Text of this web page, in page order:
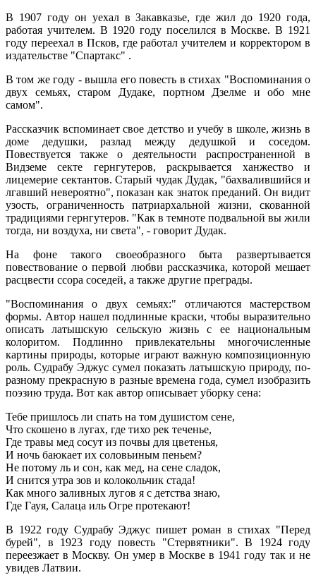
В 1907 году он уехал в Закавказье, где жил до 1920 года,
работая учителем. В 1920 году поселился в Москве. В 1921
году переехал в Псков, где работал учителем и корректором в
издательстве "Спартакс" .
В том же году - вышла его повесть в стихах "Воспоминания о
двух семьях, старом Дудаке, портном Дзелме и обо мне
самом".
Рассказчик вспоминает свое детство и учебу в школе, жизнь в
доме дедушки, разлад между дедушкой и соседом.
Повествуется также о деятельности распространенной в
Видземе секте гернгутеров, раскрывается ханжество и
лицемерие сектантов. Старый чудак Дудак, "бахвалившийся и
лгавший невероятно", показан как знаток преданий. Он видит
узость, ограниченность патриархальной жизни, скованной
традициями гернгутеров. "Как в темноте подвальной вы жили
тогда, ни воздуха, ни света", - говорит Дудак.
На фоне такого своеобразного быта развертывается
повествование о первой любви рассказчика, которой мешает
расцвести ссора соседей, а также другие преграды.
"Воспоминания о двух семьях:" отличаются мастерством
формы. Автор нашел подлинные краски, чтобы выразительно
описать латышскую сельскую жизнь с ее национальным
колоритом. Подлинно привлекательны многочисленные
картины природы, которые играют важную композиционную
роль. Судрабу Эджус сумел показать латышскую природу, по-
разному прекрасную в разные времена года, сумел изобразить
поэзию труда. Вот как автор описывает уборку сена:
Тебе пришлось ли спать на том душистом сене,
Что скошено в лугах, где тихо рек теченье,
Где травы мед сосут из почвы для цветенья,
И ночь баюкает их соловьиным пеньем?
Не потому ль и сон, как мед, на сене сладок,
И снится утра зов и колокольчик стада!
Как много заливных лугов я с детства знаю,
Где Гауя, Салаца иль Огре протекают!
В 1922 году Судрабу Эджус пишет роман в стихах "Перед
бурей", в 1923 году повесть "Стервятники". В 1924 году
переезжает в Москву. Он умер в Москве в 1941 году так и не
увидев Латвии.